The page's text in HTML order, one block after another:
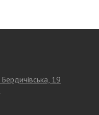
19